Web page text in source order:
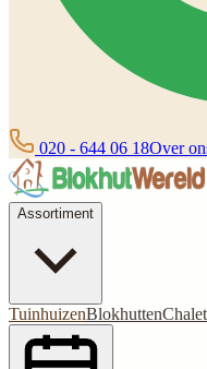
020 - 644 06 18Over
Assortiment
TuinhuizenBlokhutten